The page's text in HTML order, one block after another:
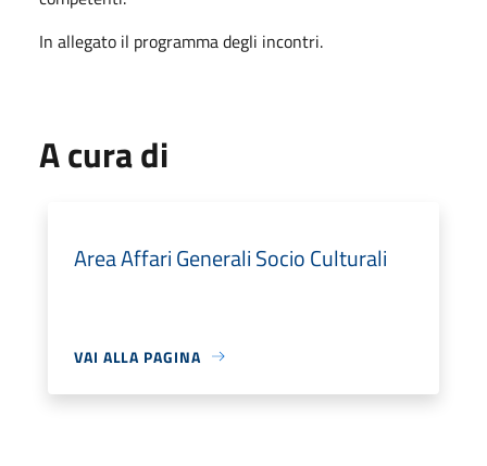
In allegato il programma degli incontri.
A cura di
Area Affari Generali Socio Culturali
VAI ALLA PAGINA